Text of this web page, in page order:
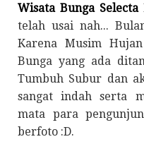
Wisata Bunga Selecta
telah usai nah...
Karena Musim
Bunga yang ada
Tumbuh Subur dan
sangat indah serta
mata para
berfoto :D.